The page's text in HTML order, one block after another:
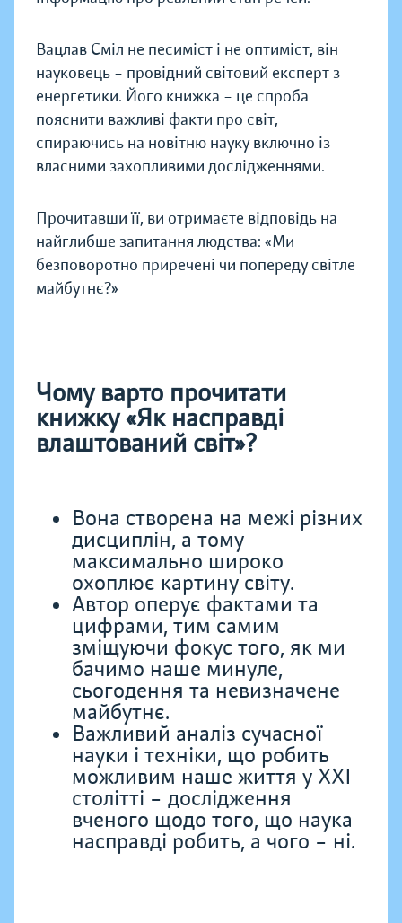
Вацлав Сміл не песиміст і не оптиміст, він
науковець – провідний світовий експерт з
енергетики. Його книжка – це спроба
пояснити важливі факти про світ,
спираючись на новітню науку включно із
власними захопливими дослідженнями.
Прочитавши її, ви отримаєте відповідь на
найглибше запитання людства: «Ми
безповоротно приречені чи попереду світле
майбутнє?»
Чому варто прочитати
книжку «Як насправді
влаштований світ»?
Вона створена на межі різних
дисциплін, а тому
максимально широко
охоплює картину світу.
Автор оперує фактами та
цифрами, тим самим
зміщуючи фокус того, як ми
бачимо наше минуле,
сьогодення та невизначене
майбутнє.
Важливий аналіз сучасної
науки і техніки, що робить
можливим наше життя у XXI
столітті – дослідження
вченого щодо того, що наука
насправді робить, а чого – ні.